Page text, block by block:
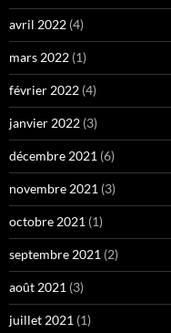
avril 2022 (4)
mars 2022 (1)
février 2022 (4)
janvier 2022 (3)
décembre 2021 (6)
novembre 2021 (3)
octobre 2021 (1)
septembre 2021 (2)
août 2021 (3)
juillet 2021 (1)